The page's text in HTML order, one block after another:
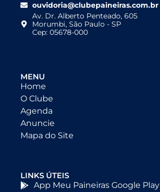
ouvidoria@clubepaineiras.com.br
Av. Dr. Alberto Penteado, 605
Morumbi, São Paulo - SP
Cep: 05678-000
MENU
Home
O Clube
Agenda
Anuncie
Mapa do Site
LINKS ÚTEIS
App Meu Paineiras Google Play